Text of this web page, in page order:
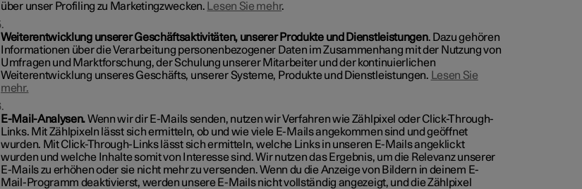
über unser Profiling zu Marketingzwecken. Lesen Sie mehr.
Weiterentwicklung unserer Geschäftsaktivitäten, unserer Produkte und Dienstleistungen. Dazu gehören
Informationen über die Verarbeitung personenbezogener Daten im Zusammenhang mit der Nutzung von
Umfragen und Marktforschung, der Schulung unserer Mitarbeiter und der kontinuierlichen
Weiterentwicklung unseres Geschäfts, unserer Systeme, Produkte und Dienstleistungen. Lesen Sie
mehr.
E-Mail-Analysen.Wenn wir dir E-Mails senden, nutzen wir Verfahren wie Zählpixel oder Click-Through-
Links. Mit Zählpixeln lässt sich ermitteln, ob und wie viele E-Mails angekommen sind und geöffnet
wurden. Mit Click-Through-Links lässt sich ermitteln, welche Links in unseren E-Mails angeklickt
wurden und welche Inhalte somit von Interesse sind. Wir nutzen das Ergebnis, um die Relevanz unserer
E-Mails zu erhöhen oder sie nicht mehr zu versenden. Wenn du die Anzeige von Bildern in deinem E-
Mail-Programm deaktivierst, werden unsere E-Mails nicht vollständig angezeigt, und die Zählpixel